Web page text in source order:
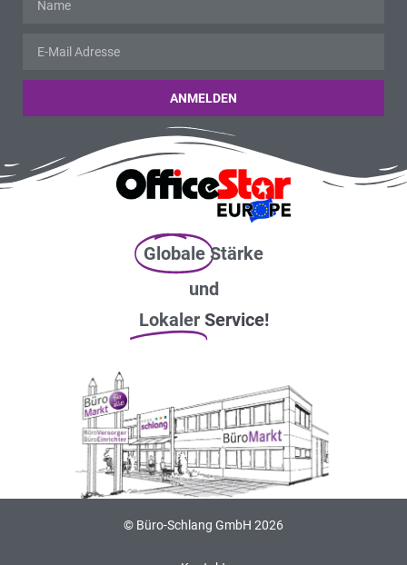
ANMELDEN
Globale Stärke
und
Lokaler Service!
© Büro-Schlang GmbH 2026